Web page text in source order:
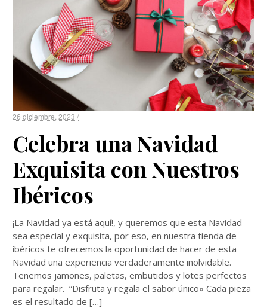
26 diciembre, 2023 /
Celebra una Navidad
Exquisita con Nuestros
Ibéricos
¡La Navidad ya está aquí!, y queremos que esta Navidad
sea especial y exquisita, por eso, en nuestra tienda de
ibéricos te ofrecemos la oportunidad de hacer de esta
Navidad una experiencia verdaderamente inolvidable.
Tenemos jamones, paletas, embutidos y lotes perfectos
para regalar. “Disfruta y regala el sabor único» Cada pieza
es el resultado de […]